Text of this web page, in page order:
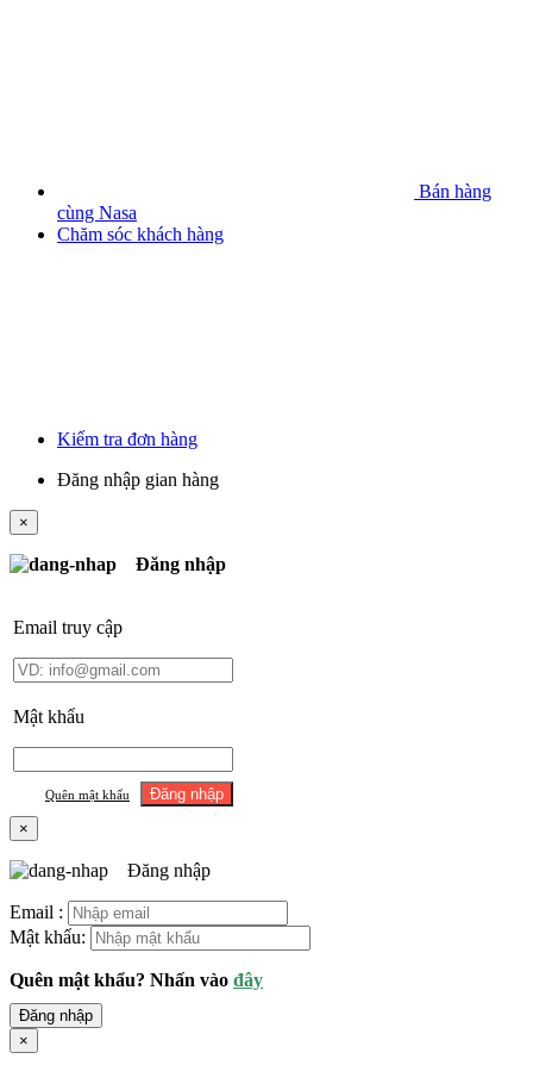
Bán hàng
cùng Nasa
Chăm sóc khách hàng
Kiểm tra đơn hàng
Đăng nhập gian hàng
×
Đăng nhập
Email truy cập
Mật khẩu
Quên mật khẩu
×
Đăng nhập
Email :
Mật khẩu:
Quên mật khẩu? Nhấn vào đây
Đăng nhập
×